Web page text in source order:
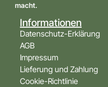
macht.
Informationen
Datenschutz-Erklärung
AGB
Impressum
Lieferung und Zahlung
Cookie-Richtlinie